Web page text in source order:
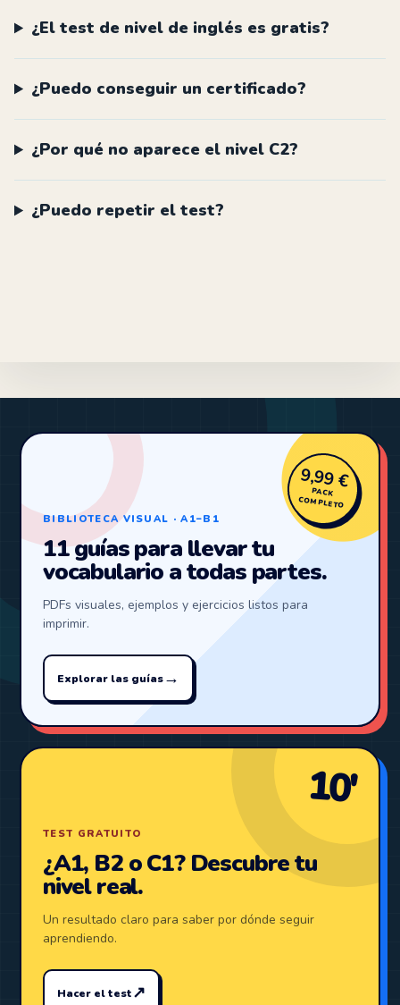
¿El test de nivel de inglés es gratis?
¿Puedo conseguir un certificado?
¿Por qué no aparece el nivel C2?
¿Puedo repetir el test?
BIBLIOTECA VISUAL · A1–B1
11 guías para llevar tu
vocabulario a todas partes.
PDFs visuales, ejemplos y ejercicios listos para
imprimir.
Explorar las guías→
9,99 €
PACK
COMPLETO
10′
TEST GRATUITO
¿A1, B2 o C1? Descubre tu
nivel real.
Un resultado claro para saber por dónde seguir
aprendiendo.
Hacer el test↗